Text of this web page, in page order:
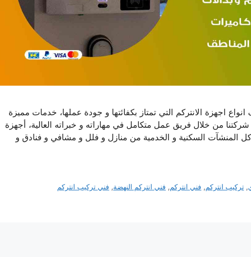
اجهزة الانتركم التي تمتاز بكفائتها و جودة عملها، خدمات مميزة
شركتنا من خلال فريق عمل متكامل في مهاراته و خبراته العالية، أجهزة
المنشآت السكنية و الخدمية من منازل و فلل و مشافي و فنادق و
,تركيب انتركم, فني انتركم, فني انتركم النهضة, فني تركيب انتركم